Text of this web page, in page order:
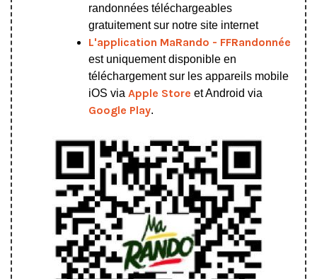
randonnées téléchargeables
gratuitement sur notre site internet
L'application MaRando - FFRandonnée
est uniquement disponible en
téléchargement sur les appareils mobile
iOS via Apple Store et Android via
Google Play.